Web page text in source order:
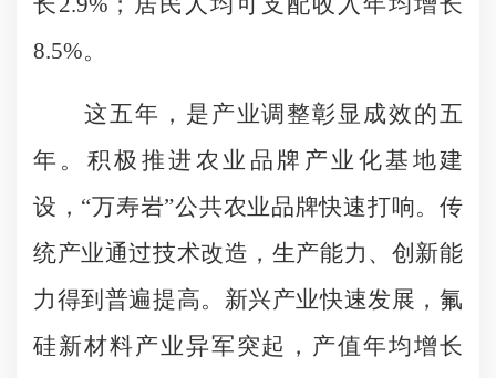
8.5%。
这五年，是产业调整彰显成效的五
年。积极推进农业品牌产业化基地建
设，“万寿岩”公共农业品牌快速打响。传
统产业通过技术改造，生产能力、创新能
力得到普遍提高。新兴产业快速发展，氟
硅新材料产业异军突起，产值年均增长